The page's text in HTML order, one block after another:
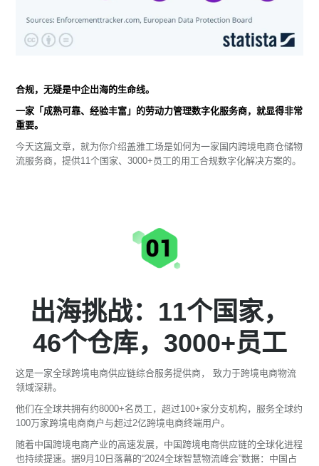
合规，无疑是中企出海的生命线。
一家「成熟可靠、经验丰富」的劳动力管理数字化服务商，就显得非常
重要。
今天这篇文章，就为你介绍盖雅工场是如何为一家国内跨境电商仓储物
流服务商，提供11个国家、3000+员工的用工合规数字化解决方案的。
出海挑战：11个国家，
46个仓库，3000+员工
这是一家全球跨境电商供应链综合服务提供商， 致力于跨境电商物流
领域深耕。
他们在全球共拥有约8000+名员工，超过100+家分支机构，服务全球约
100万家跨境电商商户与超过2亿跨境电商终端用户。
随着中国跨境电商产业的高速发展，中国跨境电商供应链的全球化进程
也持续提速。据9月10日落幕的“2024全球智慧物流峰会”数据：中国占